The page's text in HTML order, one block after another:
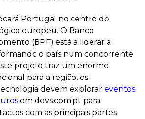
Portugal no centro do
europeu. O Banco
(BPF) está a liderar a
o país num concorrente
projeto traz um enorme
para a região, os
devem explorar eventos
em devs.com.pt para
com as principais partes